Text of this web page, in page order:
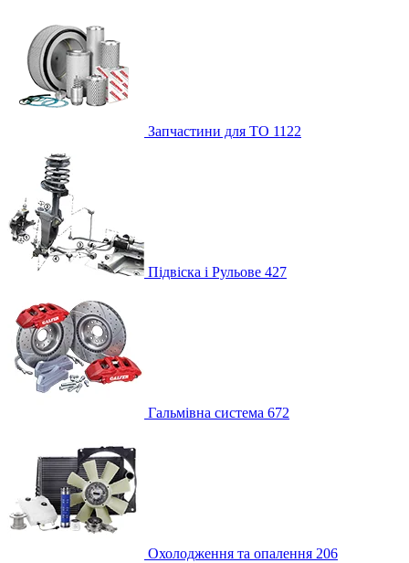
Запчастини для ТО 1122
Підвіска і Рульове 427
Гальмівна система 672
Охолодження та опалення 206